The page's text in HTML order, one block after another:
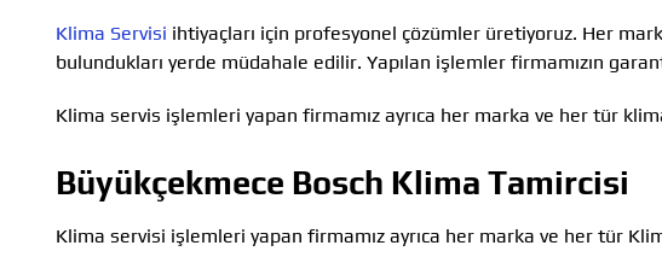
Klima Servisi ihtiyaçları için profesyonel çözümler üretiyoruz. Her
bulundukları yerde müdahale edilir. Yapılan işlemler firmamızın
Klima servis işlemleri yapan firmamız ayrıca her marka ve her tür
Büyükçekmece Bosch Klima Tamircisi
Klima servisi işlemleri yapan firmamız ayrıca her marka ve her tür